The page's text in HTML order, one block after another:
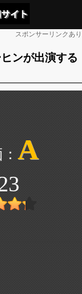
スポンサーリンクあり
ンが出演する
A